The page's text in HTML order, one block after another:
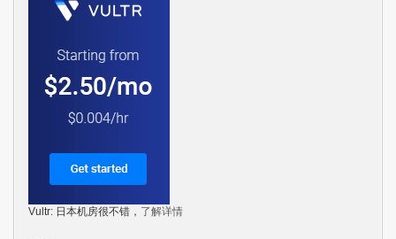
Vultr: 日本机房很不错， 了解详情